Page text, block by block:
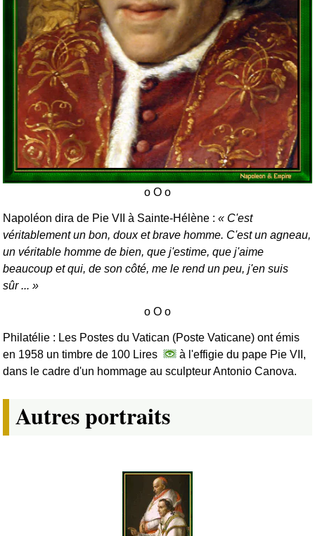
Napoléon dira de Pie VII à Sainte-Hélène :
C'est
véritablement un bon, doux et brave homme. C'est un agneau,
un véritable homme de bien, que j'estime, que j'aime
beaucoup et qui, de son côté, me le rend un peu, j'en suis
sûr ...
Philatélie : Les Postes du Vatican (Poste Vaticane) ont émis
en 1958 un timbre de 100 Lires
à l'effigie du pape Pie VII,
dans le cadre d'un hommage au sculpteur Antonio Canova.
Autres portraits